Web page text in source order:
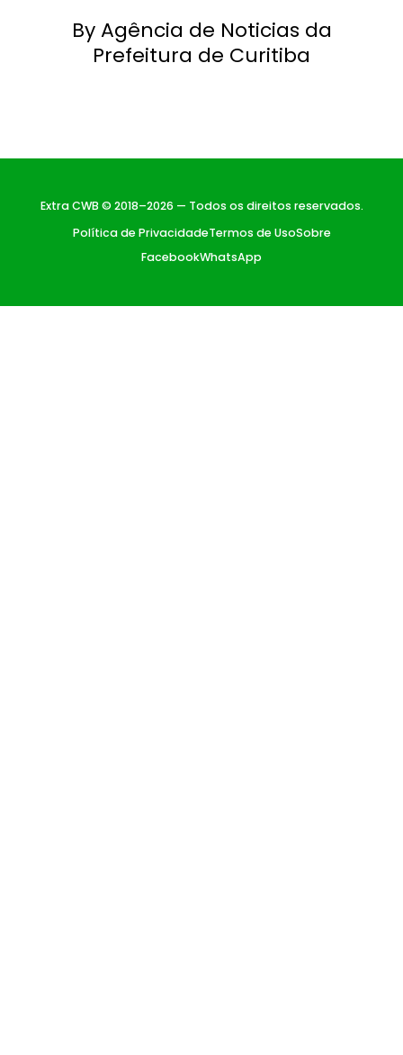
By Agência de Noticias da
Prefeitura de Curitiba
Extra CWB © 2018–2026 — Todos os direitos reservados.
Política de PrivacidadeTermos de UsoSobre
FacebookWhatsApp